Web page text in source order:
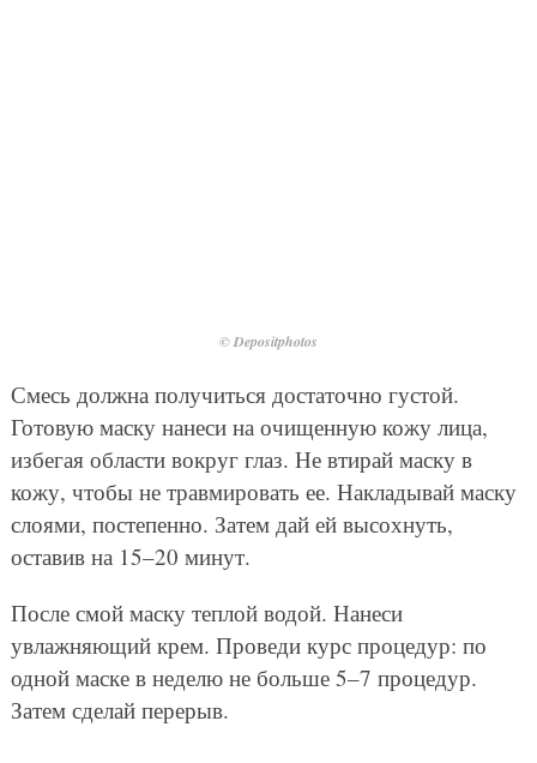
© Depositphotos
Смесь должна получиться достаточно густой.
Готовую маску нанеси на очищенную кожу лица,
избегая области вокруг глаз. Не втирай маску в
кожу, чтобы не травмировать ее. Накладывай маску
слоями, постепенно. Затем дай ей высохнуть,
оставив на 15–20 минут.
После смой маску теплой водой. Нанеси
увлажняющий крем. Проведи курс процедур: по
одной маске в неделю не больше 5–7 процедур.
Затем сделай перерыв.